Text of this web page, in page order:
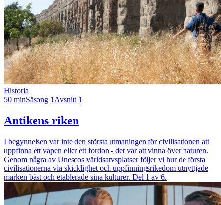
Historia
50 minSäsong 1 Avsnitt 1
Antikens riken
I begynnelsen var inte den största utmaningen för civilisationen att
uppfinna ett vapen eller ett fordon - det var att vinna över naturen.
Genom några av Unescos världsarvsplatser följer vi hur de första
civilisationerna via skicklighet och uppfinningsrikedom utnyttjade
marken bäst och etablerade sina kulturer. Del 1 av 6.